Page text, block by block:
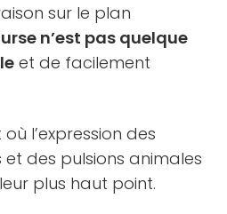
sur le plan
n’est pas quelque
et de facilement
l’expression des
des pulsions animales
plus haut point.